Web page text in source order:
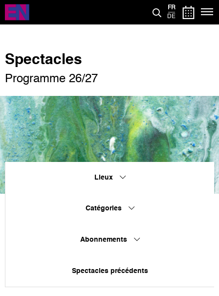
Aller
contenu
FR
DE
Spectacles
Programme 26/27
Lieux
Catégories
Abonnements
Spectacles précédents